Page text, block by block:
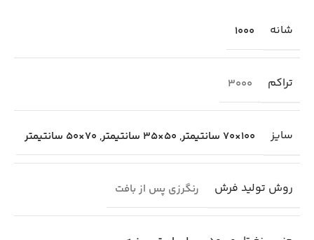
شانه 1000
تراکم 3000
سایز 100×70 سانتیمتر , 50×35 سانتیمتر , 70×50 سانتیمتر
روش تولید فرش رنگرزی پس از بافت